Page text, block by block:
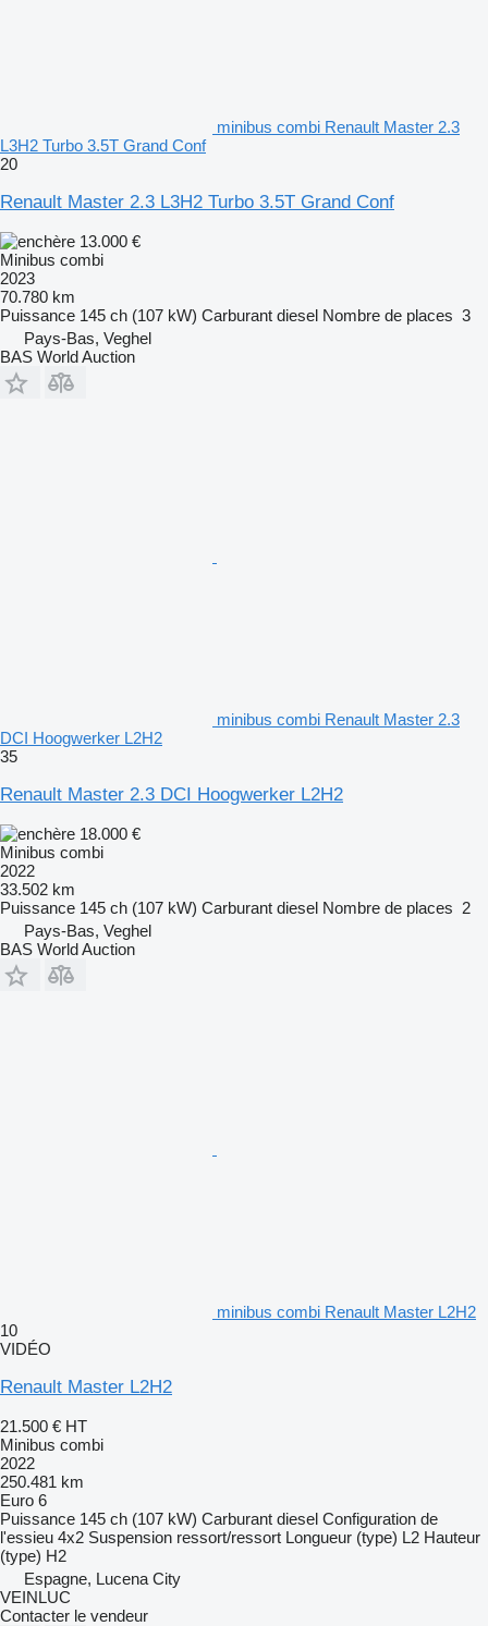
minibus combi Renault Master 2.3
L3H2 Turbo 3.5T Grand Conf
20
Renault Master 2.3 L3H2 Turbo 3.5T Grand Conf
13.000 €
Minibus combi
2023
70.780 km
Puissance 145 ch (107 kW) Carburant diesel Nombre de places 3
Pays-Bas, Veghel
BAS World Auction
minibus combi Renault Master 2.3
DCI Hoogwerker L2H2
35
Renault Master 2.3 DCI Hoogwerker L2H2
18.000 €
Minibus combi
2022
33.502 km
Puissance 145 ch (107 kW) Carburant diesel Nombre de places 2
Pays-Bas, Veghel
BAS World Auction
minibus combi Renault Master L2H2
10
VIDÉO
Renault Master L2H2
21.500 € HT
Minibus combi
2022
250.481 km
Euro 6
Puissance 145 ch (107 kW) Carburant diesel Configuration de
l'essieu 4x2 Suspension ressort/ressort Longueur (type) L2 Hauteur
(type) H2
Espagne, Lucena City
VEINLUC
Contacter le vendeur